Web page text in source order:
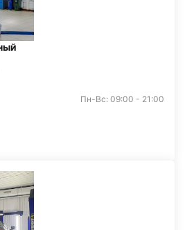
Пн-Вс: 09:00 - 21:00